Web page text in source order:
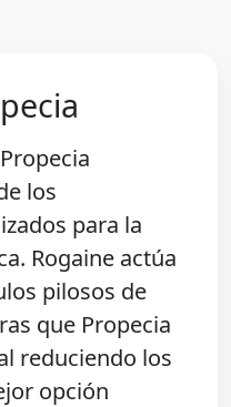
los
para la
Rogaine actúa
pilosos de
que Propecia
reduciendo los
opción